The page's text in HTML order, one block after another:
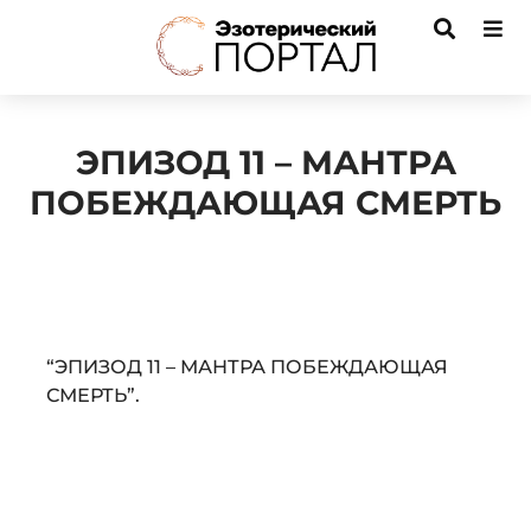
ЭПИЗОД 11 – МАНТРА
ПОБЕЖДАЮЩАЯ СМЕРТЬ
Audio
Player
“ЭПИЗОД 11 – МАНТРА ПОБЕЖДАЮЩАЯ
СМЕРТЬ”.